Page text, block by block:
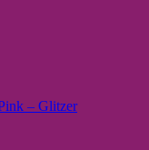
– Glitzer